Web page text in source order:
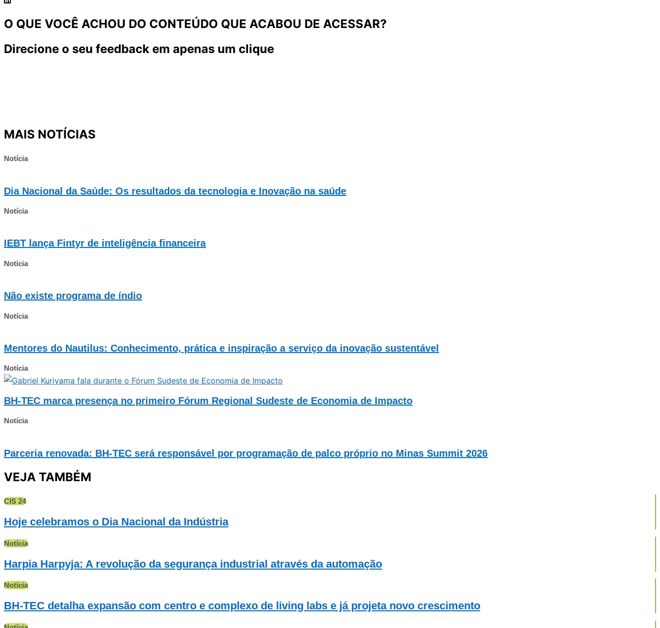
O QUE VOCÊ ACHOU DO CONTEÚDO QUE ACABOU DE ACESSAR?
Direcione o seu feedback em apenas um clique
MAIS NOTÍCIAS
Notícia
Dia Nacional da Saúde: Os resultados da tecnologia e Inovação na saúde
Notícia
IEBT lança Fintyr de inteligência financeira
Notícia
Não existe programa de índio
Notícia
Mentores do Nautilus: Conhecimento, prática e inspiração a serviço da inovação sustentável
Notícia
BH-TEC marca presença no primeiro Fórum Regional Sudeste de Economia de Impacto
Notícia
Parceria renovada: BH-TEC será responsável por programação de palco próprio no Minas Summit 2026
VEJA TAMBÉM
CIS 24
Hoje celebramos o Dia Nacional da Indústria
Notícia
Harpia Harpyja: A revolução da segurança industrial através da automação
Notícia
BH-TEC detalha expansão com centro e complexo de living labs e já projeta novo crescimento